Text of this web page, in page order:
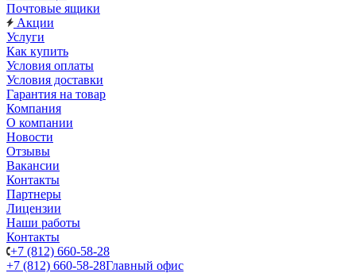
Почтовые ящики
Акции
Услуги
Как купить
Условия оплаты
Условия доставки
Гарантия на товар
Компания
О компании
Новости
Отзывы
Вакансии
Контакты
Партнеры
Лицензии
Наши работы
Контакты
+7 (812) 660-58-28
+7 (812) 660-58-28Главный офис